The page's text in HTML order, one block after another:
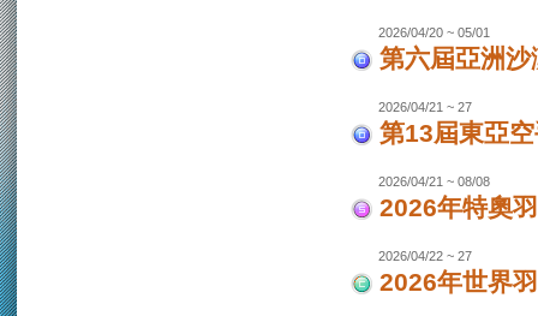
2026/04/20 ~ 05/01
第六屆亞洲
2026/04/21 ~ 27
第13屆東亞
2026/04/21 ~ 08/08
2026年特奧
2026/04/22 ~ 27
2026年世界